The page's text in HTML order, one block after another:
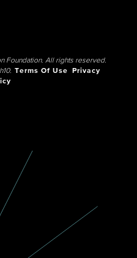
Foundation. All rights reserved.
Terms Of Use
Privacy